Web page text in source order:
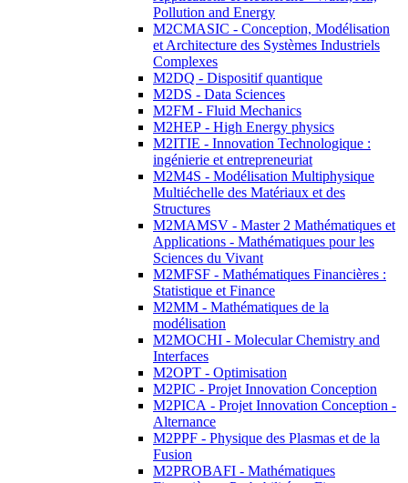
Pollution and Energy
M2CMASIC - Conception, Modélisation
et Architecture des Systèmes Industriels
Complexes
M2DQ - Dispositif quantique
M2DS - Data Sciences
M2FM - Fluid Mechanics
M2HEP - High Energy physics
M2ITIE - Innovation Technologique :
ingénierie et entrepreneuriat
M2M4S - Modélisation Multiphysique
Multiéchelle des Matériaux et des
Structures
M2MAMSV - Master 2 Mathématiques et
Applications - Mathématiques pour les
Sciences du Vivant
M2MFSF - Mathématiques Financières :
Statistique et Finance
M2MM - Mathématiques de la
modélisation
M2MOCHI - Molecular Chemistry and
Interfaces
M2OPT - Optimisation
M2PIC - Projet Innovation Conception
M2PICA - Projet Innovation Conception -
Alternance
M2PPF - Physique des Plasmas et de la
Fusion
M2PROBAFI - Mathématiques